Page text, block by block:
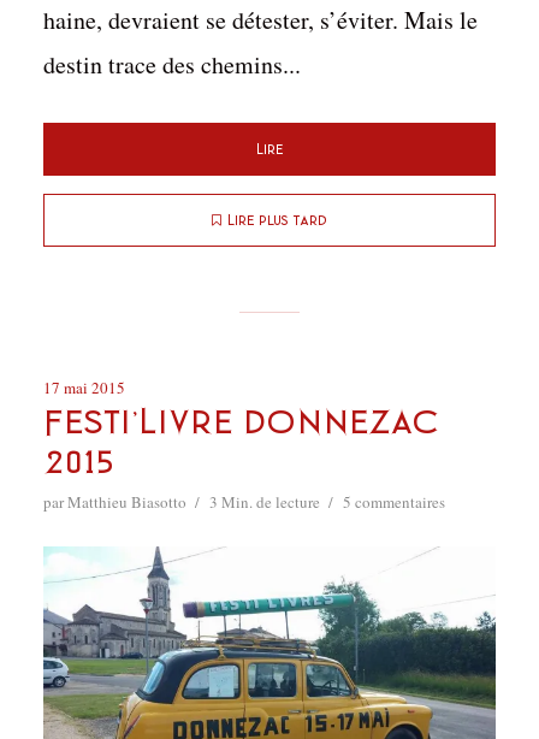
haine, devraient se détester, s’éviter. Mais le
destin trace des chemins...
Lire
Lire plus tard
17 mai 2015
Festi’Livre Donnezac
2015
parMatthieu Biasotto 3 Min. de lecture 5 commentaires